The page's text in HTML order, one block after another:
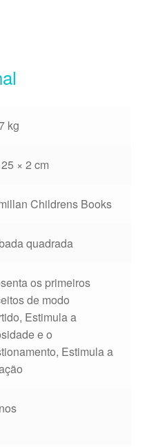
kg
× 2 cm
Childrens Books
quadrada
os primeiros
de modo
Estimula a
e o
Estimula a